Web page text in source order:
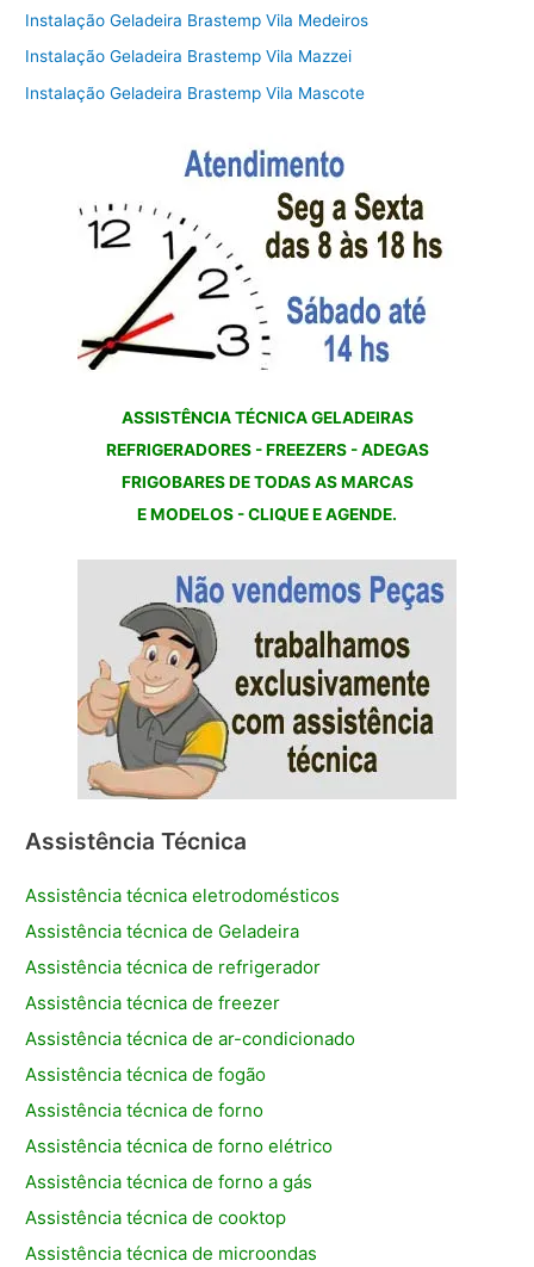
Instalação Geladeira Brastemp Vila Medeiros
Instalação Geladeira Brastemp Vila Mazzei
Instalação Geladeira Brastemp Vila Mascote
ASSISTÊNCIA TÉCNICA GELADEIRAS
REFRIGERADORES - FREEZERS - ADEGAS
FRIGOBARES DE TODAS AS MARCAS
E MODELOS - CLIQUE E AGENDE.
Assistência Técnica
Assistência técnica eletrodomésticos
Assistência técnica de Geladeira
Assistência técnica de refrigerador
Assistência técnica de freezer
Assistência técnica de ar-condicionado
Assistência técnica de fogão
Assistência técnica de forno
Assistência técnica de forno elétrico
Assistência técnica de forno a gás
Assistência técnica de cooktop
Assistência técnica de microondas